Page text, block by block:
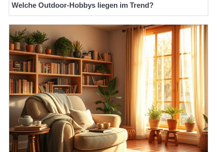
Welche Outdoor-Hobbys liegen im Trend?